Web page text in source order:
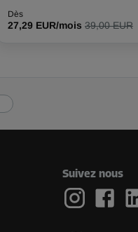
Dès
27,29 EUR/mois 39,00 EUR
Suivez nous